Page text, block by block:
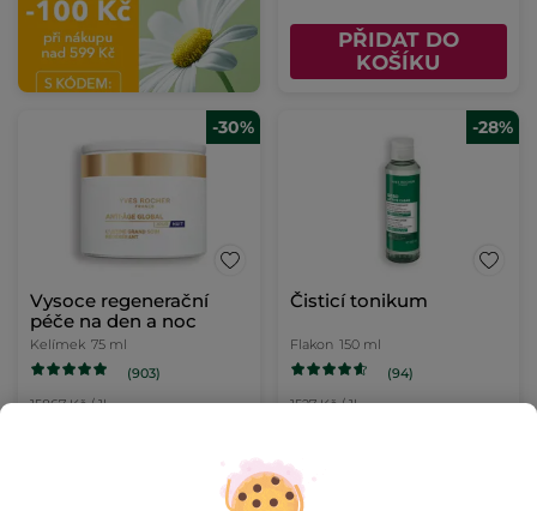
PŘIDAT DO
KOŠÍKU
-30%
Vysoce regenerační
péče na den a noc
Kelímek 75 ml
(903)
15867 Kč / 1l
-28%
Čisticí tonikum
Flakon 150 ml
(94)
1527 Kč / 1l